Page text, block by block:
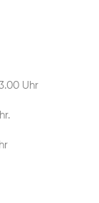
Uhr